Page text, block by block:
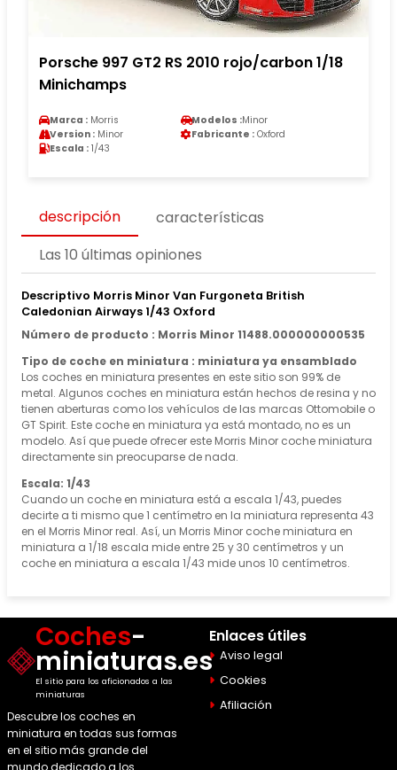
Porsche 997 GT2 RS 2010 rojo/carbon 1/18
Minichamps
Marca : Morris Modelos :Minor
Version : Minor Fabricante : Oxford
Escala : 1/43
descripción
características
Las 10 últimas opiniones
Descriptivo Morris Minor Van Furgoneta British
Caledonian Airways 1/43 Oxford
Número de producto : Morris Minor 11488.000000000535
Tipo de coche en miniatura : miniatura ya ensamblado
Los coches en miniatura presentes en este sitio son 99% de
metal. Algunos coches en miniatura están hechos de resina y no
tienen aberturas como los vehículos de las marcas Ottomobile o
GT Spirit. Este coche en miniatura ya está montado, no es un
modelo. Así que puede ofrecer este Morris Minor coche miniatura
directamente sin preocuparse de nada.
Escala: 1/43
Cuando un coche en miniatura está a escala 1/43, puedes
decirte a ti mismo que 1 centímetro en la miniatura representa 43
en el Morris Minor real. Así, un Morris Minor coche miniatura en
miniatura a 1/18 escala mide entre 25 y 30 centímetros y un
coche en miniatura a escala 1/43 mide unos 10 centímetros.
Coches-
miniaturas.es
El sitio para los aficionados a las
miniaturas
Descubre los coches en
miniatura en todas sus formas
en el sitio más grande del
Enlaces útiles
Aviso legal
Cookies
Afiliación